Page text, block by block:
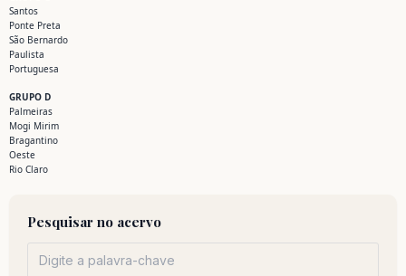
Santos
Ponte Preta
São Bernardo
Paulista
Portuguesa
GRUPO D
Palmeiras
Mogi Mirim
Bragantino
Oeste
Rio Claro
Pesquisar no acervo